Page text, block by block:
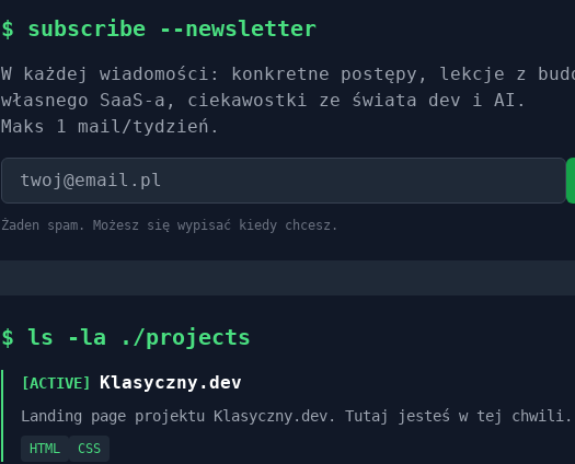
$ subscribe --newsletter
W każdej wiadomości: konkretne postępy, lekcje z
własnego SaaS-a, ciekawostki ze świata dev i AI.
Maks 1 mail/tydzień.
Żaden spam. Możesz się wypisać kiedy chcesz.
$ ls -la ./projects
[ACTIVE] Klasyczny.dev
Landing page projektu Klasyczny.dev. Tutaj jesteś w tej chwili.
HTML CSS